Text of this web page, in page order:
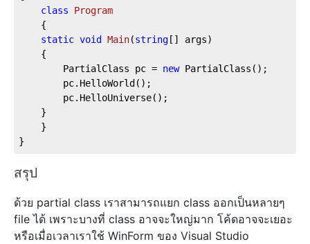
class
Program
{
static void Main(string [] args)
    {
        PartialClass pc =
new PartialClass();
        pc.HelloWorld();
        pc.HelloUniverse();
    }
}
}
สรุป
ด้วย partial class เราสามารถแยก class ออกเป็นหลายๆ
file ได้ เพราะบางที่ class อาจจะใหญ่มาก โค้ดอาจจะเยอะ
หรือเมื่อเวลาเราใช้ WinForm ของ Visual Studio